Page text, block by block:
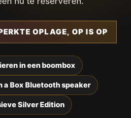
OPLAGE, OP IS OP
in een boombox
a Box Bluetooth speaker
Silver Edition